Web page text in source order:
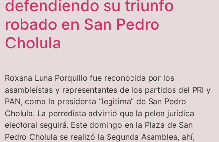
defendiendo su triunfo
robado en San Pedro
Cholula
Roxana Luna Porquillo fue reconocida por los
asambleístas y representantes de los partidos del PRI y
PAN, como la presidenta “legitima” de San Pedro
Cholula. La perredista advirtió que la pelea jurídica
electoral seguirá. Este domingo en la Plaza de San
Pedro Cholula se realizó la Segunda Asamblea, ahí,